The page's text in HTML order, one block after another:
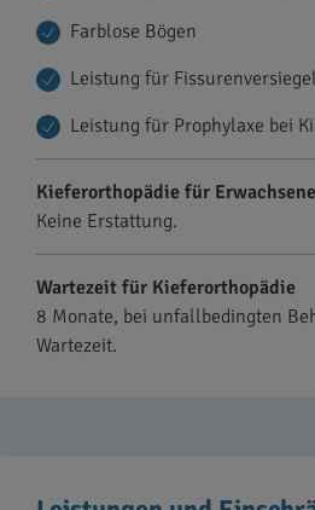
Farblose Bögen
Leistung für
Leistung für Prophylaxe bei
Kieferorthopädie für Erwachsene
Keine Erstattung.
Wartezeit für Kieferorthopädie
8 Monate, bei unfallbedingten
Wartezeit.